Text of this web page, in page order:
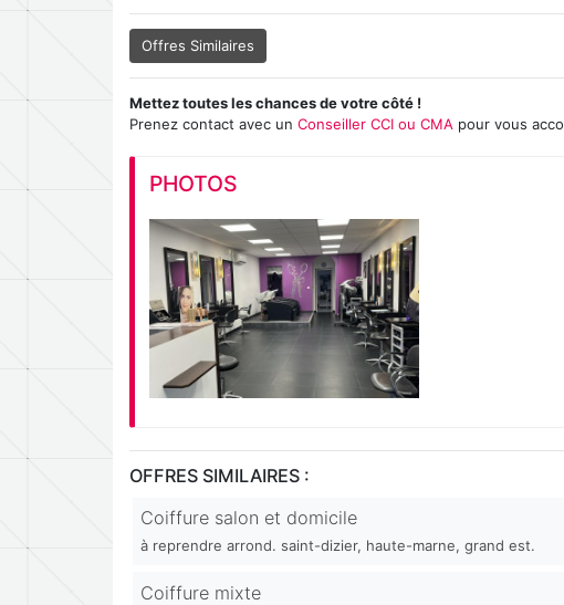
Offres Similaires
Mettez toutes les chances de votre côté !
Prenez contact avec un Conseiller CCI ou CMA pour vous
PHOTOS
OFFRES SIMILAIRES :
Coiffure salon et domicile
à reprendre arrond. saint-dizier, haute-marne, grand est.
Coiffure mixte